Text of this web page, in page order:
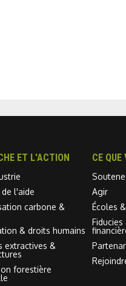
ET L'ACTION
l'aide
carbone &
& droits humains
extractives &
forestière
CE QUE
Agir
Écoles